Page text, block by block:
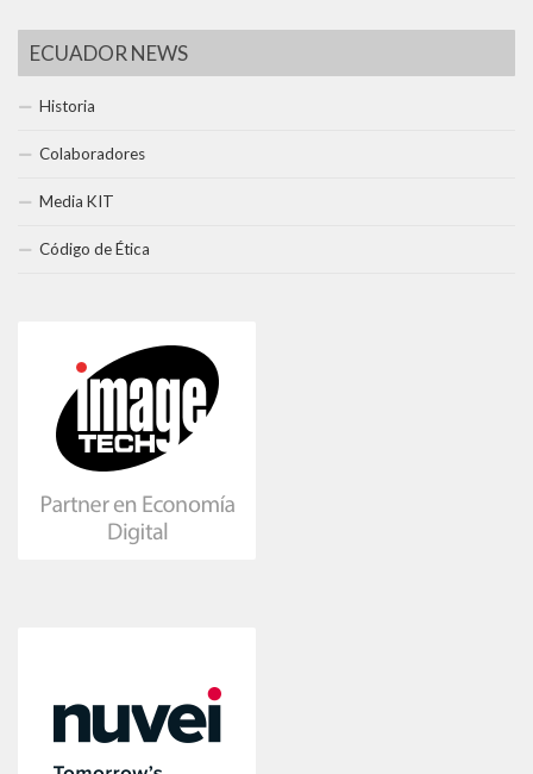
ECUADOR NEWS
Historia
Colaboradores
Media KIT
Código de Ética